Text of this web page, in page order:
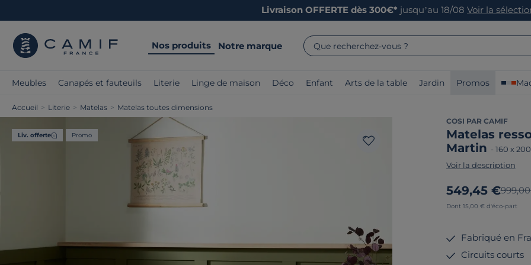
Livraison OFFERTE dès 300€* jusqu’au 18/08 Voir la
Nos produits Notre marque Que recherchez-vous ?
Meubles Canapés et fauteuils Literie Linge de maison Déco Enfant Arts de la table Jardin Promos
Accueil > Literie > Matelas > Matelas toutes dimensions
Liv. offerte Promo
COSI PAR CAMIF
Matelas
Martin - 160 x
Voir la description
Nouveau prix
549,45 €
Dont 15,00 € d'éco-part
Fabriqué en
Circuits courts